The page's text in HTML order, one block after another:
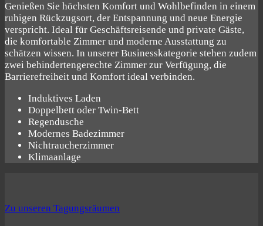
Genießen Sie höchsten Komfort und Wohlbefinden in einem
ruhigen Rückzugsort, der Entspannung und neue Energie
verspricht. Ideal für Geschäftsreisende und private Gäste,
die komfortable Zimmer und moderne Ausstattung zu
schätzen wissen. In unserer Businesskategorie stehen zudem
zwei behindertengerechte Zimmer zur Verfügung, die
Barrierefreiheit und Komfort ideal verbinden.
Induktives Laden
Doppelbett oder Twin-Bett
Regendusche
Modernes Badezimmer
Nichtraucherzimmer
Klimaanlage
Zu unseren Tagungsräumen